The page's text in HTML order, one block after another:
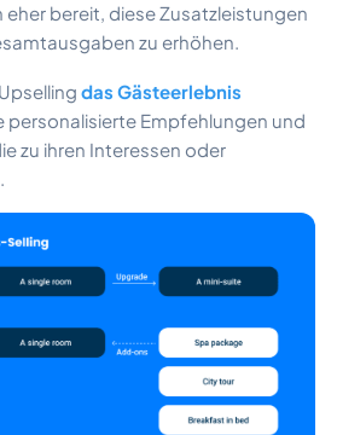
eher bereit, diese Zusatzleistungen
zu erhöhen.
das Gästeerlebnis
personalisierte Empfehlungen und
zu ihren Interessen oder